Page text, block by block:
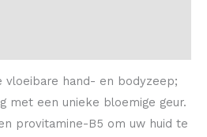
vloeibare hand- en bodyzeep;
met een unieke bloemige geur.
provitamine-B5 om uw huid te